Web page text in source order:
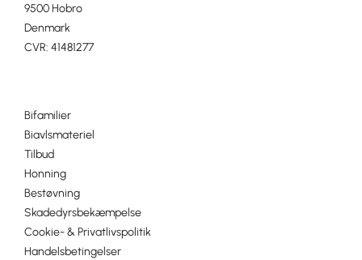
9500 Hobro
Denmark
CVR: 41481277
Bifamilier
Biavlsmateriel
Tilbud
Honning
Bestøvning
Skadedyrsbekæmpelse
Cookie- & Privatlivspolitik
Handelsbetingelser